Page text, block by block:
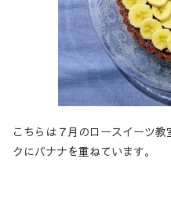
こちらは７月のロースイーツ
クにバナナを重ねています。